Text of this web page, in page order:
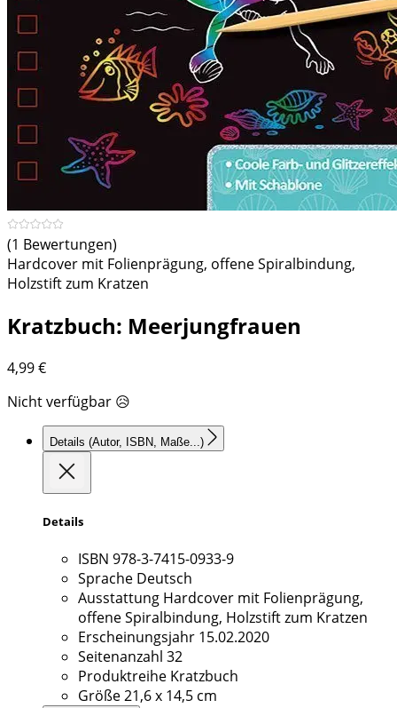
(1 Bewertungen)
Hardcover mit Folienprägung, offene Spiralbindung,
Holzstift zum Kratzen
Kratzbuch: Meerjungfrauen
4,99€
Nicht verfügbar 😥
Details (Autor, ISBN, Maße...)
Details
ISBN 978-3-7415-0933-9
Sprache Deutsch
Ausstattung Hardcover mit Folienprägung,
offene Spiralbindung, Holzstift zum Kratzen
Erscheinungsjahr 15.02.2020
Seitenanzahl 32
Produktreihe Kratzbuch
Größe21,6 x 14,5 cm